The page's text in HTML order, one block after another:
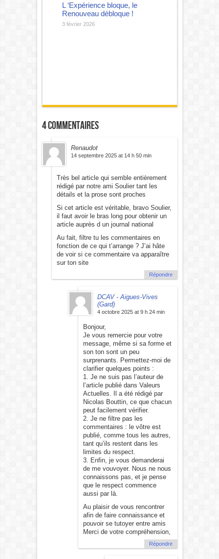
L ‘Expérience bloque, le
Renouveau débloque !
3 février 2026
4 commentaires
Renaudot
14 septembre 2025 at 14 h 50 min
Très bel article qui semble entièrement
rédigé par notre ami Soulier tant les
détails et la prose sont proches
Si cet article est véritable, bravo Soulier,
il faut avoir le bras long pour obtenir un
article auprès d un journal national
Au fait, filtre tu les commentaires en
fonction de ce qui t’arrange ? J’ai hâte
de voir si ce commentaire va apparaître
sur ton site
Répondre
DCAV - Aigues-Vives
(Gard)
4 octobre 2025 at 9 h 24 min
Bonjour,
Je vous remercie pour votre
message, même si sa forme et
son ton sont un peu
surprenants. Permettez-moi de
clarifier quelques points :
1. Je ne suis pas l’auteur de
l’article publié dans Valeurs
Actuelles. Il a été rédigé par
Nicolas Bouttin, ce que chacun
peut facilement vérifier.
2. Je ne filtre pas les
commentaires : le vôtre est
publié, comme tous les autres,
tant qu’ils restent dans les
limites du respect.
3. Enfin, je vous demanderai
de me vouvoyer. Nous ne nous
connaissons pas, et je pense
que le respect commence
aussi par là.
Au plaisir de vous rencontrer
afin de faire connaissance et
pouvoir se tutoyer entre amis
Merci de votre compréhension,
Répondre